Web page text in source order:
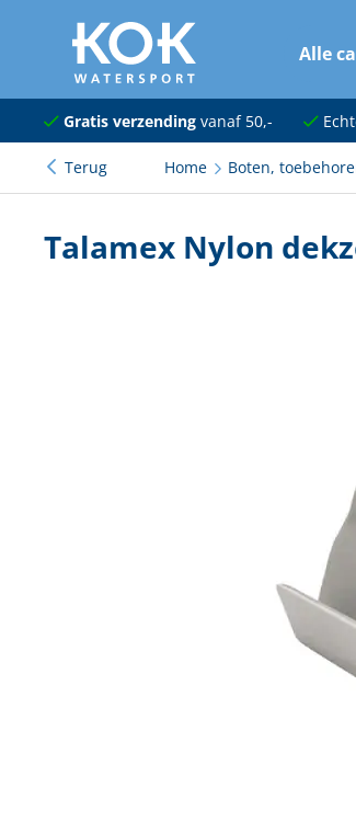
naar hoofdinhoud
Alle
Navigatie
Dekuitrusting
Onderhoud en verf
Boten, toebehoren en fun
Gratis verzendingvanaf 50,-
Terug Home Boten,
Talamex Nylon